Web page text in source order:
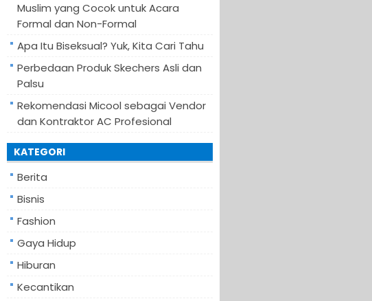
Muslim yang Cocok untuk Acara
Formal dan Non-Formal
Apa Itu Biseksual? Yuk, Kita Cari Tahu
Perbedaan Produk Skechers Asli dan
Palsu
Rekomendasi Micool sebagai Vendor
dan Kontraktor AC Profesional
KATEGORI
Berita
Bisnis
Fashion
Gaya Hidup
Hiburan
Kecantikan